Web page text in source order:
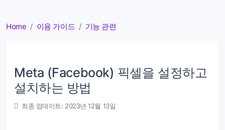
Home 이용 가이드 기능 관련
Meta (Facebook) 픽셀을 설정하고
설치하는 방법
최종 업데이트: 2023년 12월 13일